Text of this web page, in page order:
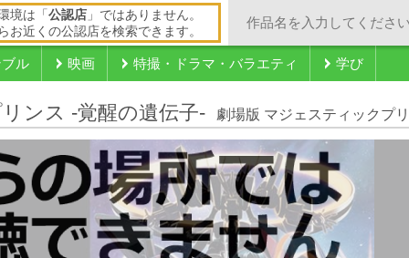
境は「 公認店 」ではありません。
お近くの公認店を検索できます。
ル 映画 特撮・ドラマ・バラエティ 学び
ンス -覚醒の遺伝子- 劇場版 マジェスティックプ